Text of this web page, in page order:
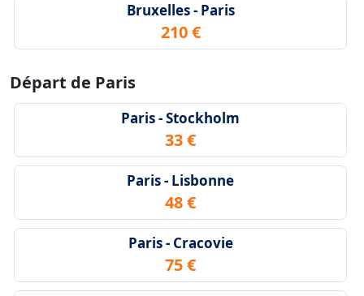
Bruxelles - Paris
210 €
Départ de Paris
Paris - Stockholm
33 €
Paris - Lisbonne
48 €
Paris - Cracovie
75 €